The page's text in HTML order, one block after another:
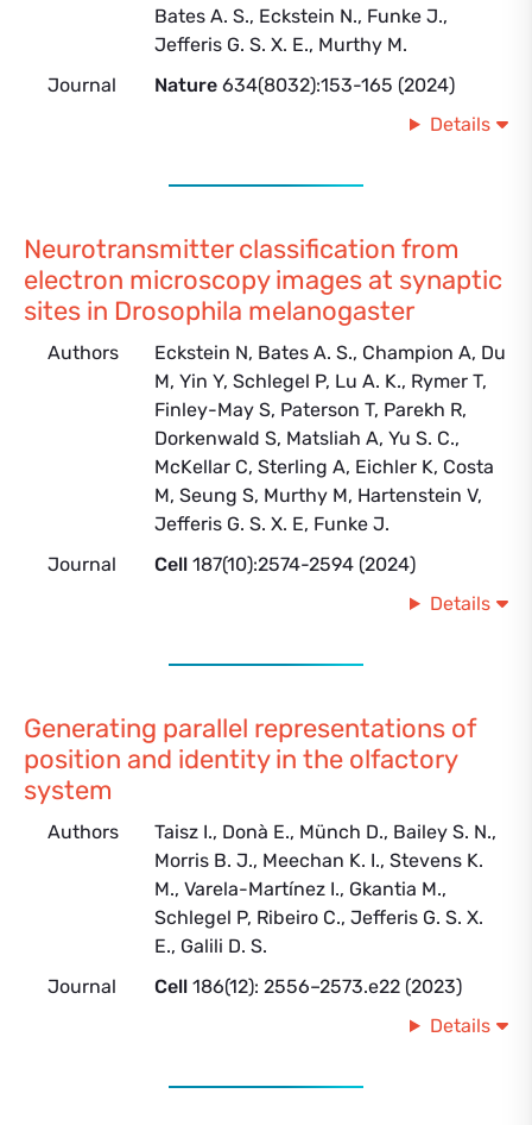
Bates A. S., Eckstein N., Funke J.,
Jefferis G. S. X. E., Murthy M.
Journal
Nature 634(8032):153-165 (2024)
Details
Neurotransmitter classification from
electron microscopy images at synaptic
sites in Drosophila melanogaster
Authors
Eckstein N, Bates A. S., Champion A, Du
M, Yin Y, Schlegel P, Lu A. K., Rymer T,
Finley-May S, Paterson T, Parekh R,
Dorkenwald S, Matsliah A, Yu S. C.,
McKellar C, Sterling A, Eichler K, Costa
M, Seung S, Murthy M, Hartenstein V,
Jefferis G. S. X. E, Funke J.
Journal
Cell 187(10):2574-2594 (2024)
Details
Generating parallel representations of
position and identity in the olfactory
system
Authors
Taisz I., Donà E., Münch D., Bailey S. N.,
Morris B. J., Meechan K. I., Stevens K.
M., Varela-Martínez I., Gkantia M.,
Schlegel P, Ribeiro C., Jefferis G. S. X.
E., Galili D. S.
Journal
Cell 186(12): 2556–2573.e22 (2023)
Details